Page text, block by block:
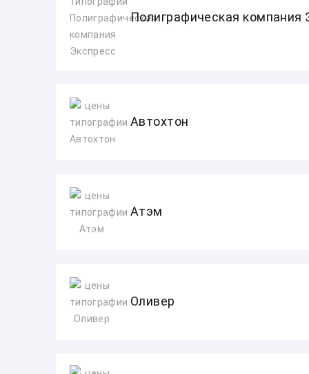
Полиграфическая компания
Автохтон
Атэм
Оливер